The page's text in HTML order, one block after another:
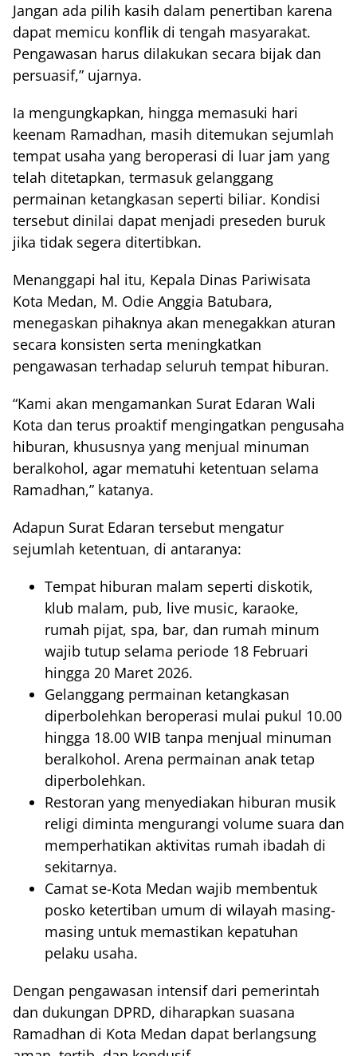
Jangan ada pilih kasih dalam penertiban karena
dapat memicu konflik di tengah masyarakat.
Pengawasan harus dilakukan secara bijak dan
persuasif,” ujarnya.
Ia mengungkapkan, hingga memasuki hari
keenam Ramadhan, masih ditemukan sejumlah
tempat usaha yang beroperasi di luar jam yang
telah ditetapkan, termasuk gelanggang
permainan ketangkasan seperti biliar. Kondisi
tersebut dinilai dapat menjadi preseden buruk
jika tidak segera ditertibkan.
Menanggapi hal itu, Kepala Dinas Pariwisata
Kota Medan, M. Odie Anggia Batubara,
menegaskan pihaknya akan menegakkan aturan
secara konsisten serta meningkatkan
pengawasan terhadap seluruh tempat hiburan.
“Kami akan mengamankan Surat Edaran Wali
Kota dan terus proaktif mengingatkan pengusaha
hiburan, khususnya yang menjual minuman
beralkohol, agar mematuhi ketentuan selama
Ramadhan,” katanya.
Adapun Surat Edaran tersebut mengatur
sejumlah ketentuan, di antaranya:
Tempat hiburan malam seperti diskotik,
klub malam, pub, live music, karaoke,
rumah pijat, spa, bar, dan rumah minum
wajib tutup selama periode 18 Februari
hingga 20 Maret 2026.
Gelanggang permainan ketangkasan
diperbolehkan beroperasi mulai pukul 10.00
hingga 18.00 WIB tanpa menjual minuman
beralkohol. Arena permainan anak tetap
diperbolehkan.
Restoran yang menyediakan hiburan musik
religi diminta mengurangi volume suara dan
memperhatikan aktivitas rumah ibadah di
sekitarnya.
Camat se-Kota Medan wajib membentuk
posko ketertiban umum di wilayah masing-
masing untuk memastikan kepatuhan
pelaku usaha.
Dengan pengawasan intensif dari pemerintah
dan dukungan DPRD, diharapkan suasana
Ramadhan di Kota Medan dapat berlangsung